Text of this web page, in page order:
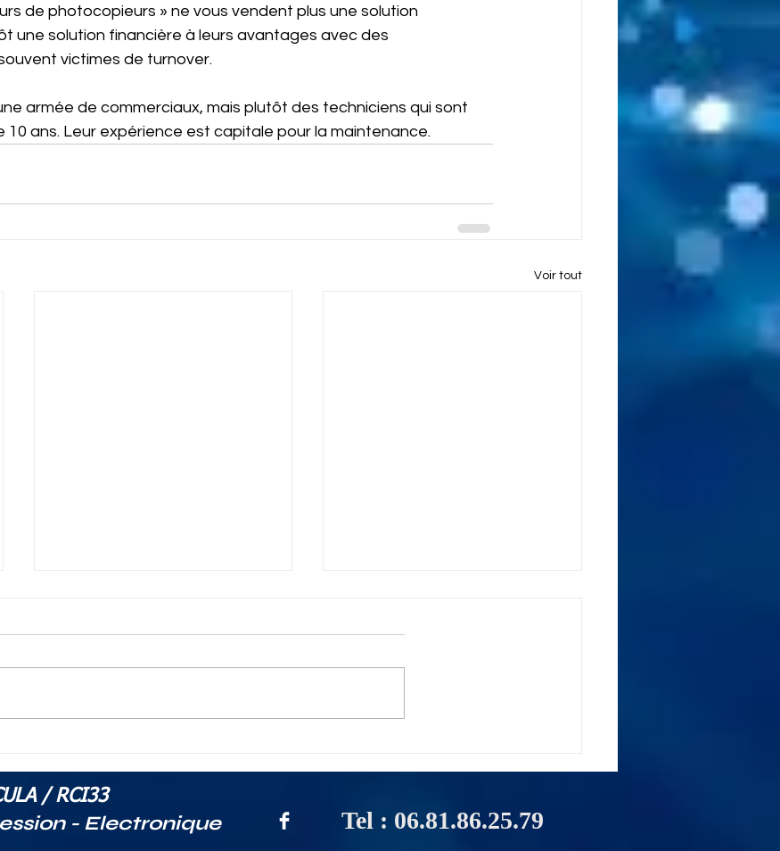
de photocopieurs » ne vous vendent plus une solution
une solution financière à leurs avantages avec des
victimes de turnover.
armée de commerciaux, mais plutôt des techniciens qui sont
10 ans. Leur expérience est capitale pour la maintenance.
Voir tout
notre application
logiciel de gestion
ostréicole ESCALE
/ RCI33
- Electronique Tel : 06.81.86.25.79